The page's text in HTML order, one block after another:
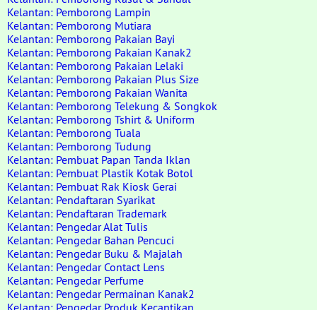
Kelantan: Pemborong Lampin
Kelantan: Pemborong Mutiara
Kelantan: Pemborong Pakaian Bayi
Kelantan: Pemborong Pakaian Kanak2
Kelantan: Pemborong Pakaian Lelaki
Kelantan: Pemborong Pakaian Plus Size
Kelantan: Pemborong Pakaian Wanita
Kelantan: Pemborong Telekung & Songkok
Kelantan: Pemborong Tshirt & Uniform
Kelantan: Pemborong Tuala
Kelantan: Pemborong Tudung
Kelantan: Pembuat Papan Tanda Iklan
Kelantan: Pembuat Plastik Kotak Botol
Kelantan: Pembuat Rak Kiosk Gerai
Kelantan: Pendaftaran Syarikat
Kelantan: Pendaftaran Trademark
Kelantan: Pengedar Alat Tulis
Kelantan: Pengedar Bahan Pencuci
Kelantan: Pengedar Buku & Majalah
Kelantan: Pengedar Contact Lens
Kelantan: Pengedar Perfume
Kelantan: Pengedar Permainan Kanak2
Kelantan: Pengedar Produk Kecantikan